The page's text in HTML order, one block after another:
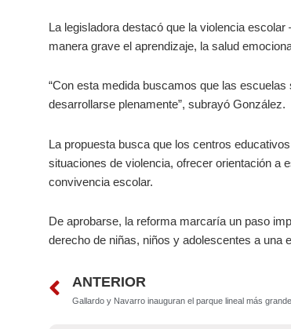
La legisladora destacó que la violencia
manera grave el aprendizaje, la salud
“Con esta medida buscamos que las
desarrollarse plenamente”, subrayó González.
La propuesta busca que los centros
situaciones de violencia, ofrecer orientación a
convivencia escolar.
De aprobarse, la reforma marcaría un paso
derecho de niñas, niños y adolescentes a una
Prev
ANTERIOR
Gallardo y Navarro inauguran el parque lineal más